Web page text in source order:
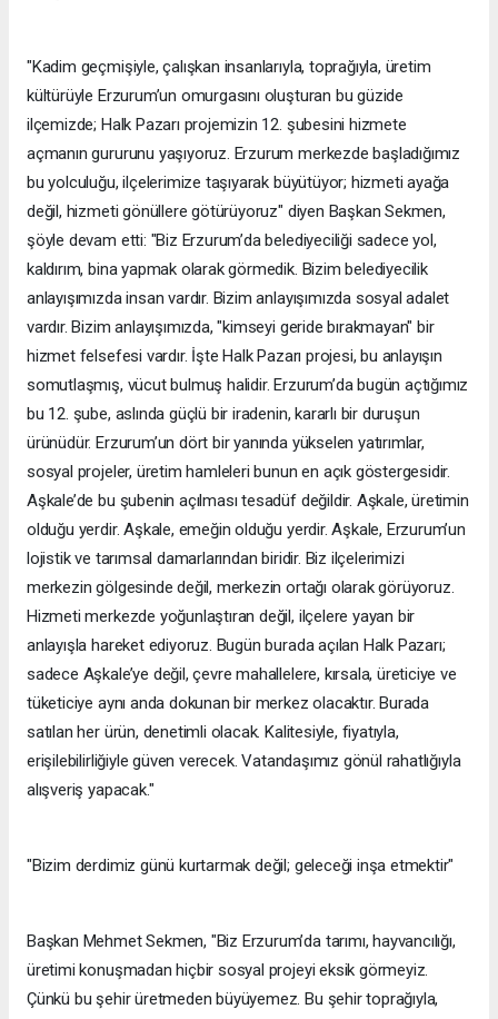
"Kadim geçmişiyle, çalışkan insanlarıyla, toprağıyla, üretim
kültürüyle Erzurum’un omurgasını oluşturan bu güzide
ilçemizde; Halk Pazarı projemizin 12. şubesini hizmete
açmanın gururunu yaşıyoruz. Erzurum merkezde başladığımız
bu yolculuğu, ilçelerimize taşıyarak büyütüyor; hizmeti ayağa
değil, hizmeti gönüllere götürüyoruz" diyen Başkan Sekmen,
şöyle devam etti: "Biz Erzurum’da belediyeciliği sadece yol,
kaldırım, bina yapmak olarak görmedik. Bizim belediyecilik
anlayışımızda insan vardır. Bizim anlayışımızda sosyal adalet
vardır. Bizim anlayışımızda, "kimseyi geride bırakmayan" bir
hizmet felsefesi vardır. İşte Halk Pazarı projesi, bu anlayışın
somutlaşmış, vücut bulmuş halidir. Erzurum’da bugün açtığımız
bu 12. şube, aslında güçlü bir iradenin, kararlı bir duruşun
ürünüdür. Erzurum’un dört bir yanında yükselen yatırımlar,
sosyal projeler, üretim hamleleri bunun en açık göstergesidir.
Aşkale’de bu şubenin açılması tesadüf değildir. Aşkale, üretimin
olduğu yerdir. Aşkale, emeğin olduğu yerdir. Aşkale, Erzurum’un
lojistik ve tarımsal damarlarından biridir. Biz ilçelerimizi
merkezin gölgesinde değil, merkezin ortağı olarak görüyoruz.
Hizmeti merkezde yoğunlaştıran değil, ilçelere yayan bir
anlayışla hareket ediyoruz. Bugün burada açılan Halk Pazarı;
sadece Aşkale’ye değil, çevre mahallelere, kırsala, üreticiye ve
tüketiciye aynı anda dokunan bir merkez olacaktır. Burada
satılan her ürün, denetimli olacak. Kalitesiyle, fiyatıyla,
erişilebilirliğiyle güven verecek. Vatandaşımız gönül rahatlığıyla
alışveriş yapacak."
"Bizim derdimiz günü kurtarmak değil; geleceği inşa etmektir"
Başkan Mehmet Sekmen, "Biz Erzurum’da tarımı, hayvancılığı,
üretimi konuşmadan hiçbir sosyal projeyi eksik görmeyiz.
Çünkü bu şehir üretmeden büyüyemez. Bu şehir toprağıyla,